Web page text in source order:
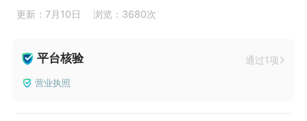
更新：7月10日 浏览：3680次
平台核验 通过1项
营业执照